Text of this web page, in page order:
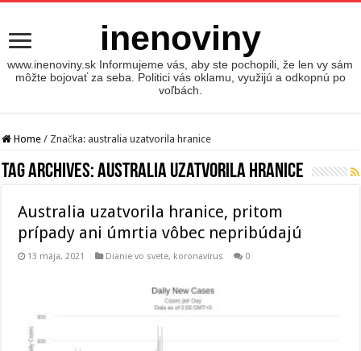
inenoviny
www.inenoviny.sk Informujeme vás, aby ste pochopili, že len vy sám
môžte bojovať za seba. Politici vás oklamu, využijú a odkopnú po
voľbách.
Home / Značka: australia uzatvorila hranice
Tag Archives:australia uzatvorila hranice
Australia uzatvorila hranice, pritom
prípady ani úmrtia vôbec nepribúdajú
13 mája, 2021 Dianie vo svete, koronavírus 0